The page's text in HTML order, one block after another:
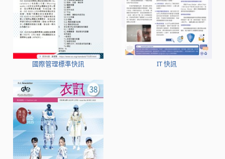
國際管理標準快訊 IT 快訊